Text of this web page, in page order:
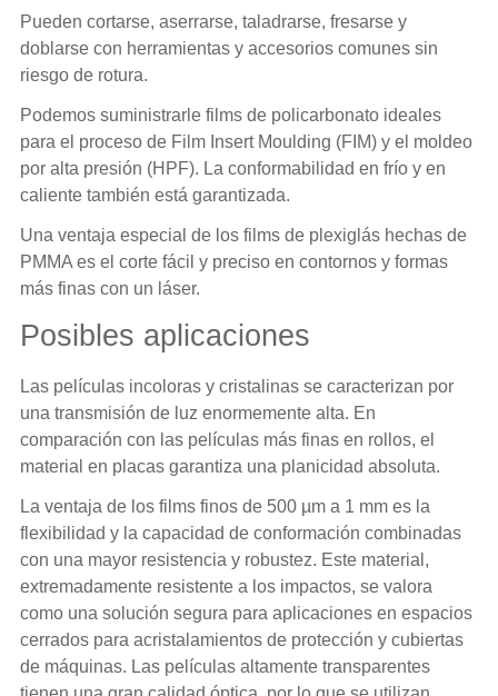
Pueden cortarse, aserrarse, taladrarse, fresarse y
doblarse con herramientas y accesorios comunes sin
riesgo de rotura.
Podemos suministrarle films de policarbonato ideales
para el proceso de Film Insert Moulding (FIM) y el moldeo
por alta presión (HPF). La conformabilidad en frío y en
caliente también está garantizada.
Una ventaja especial de los films de plexiglás hechas de
PMMA es el corte fácil y preciso en contornos y formas
más finas con un láser.
Posibles aplicaciones
Las películas incoloras y cristalinas se caracterizan por
una transmisión de luz enormemente alta. En
comparación con las películas más finas en rollos, el
material en placas garantiza una planicidad absoluta.
La ventaja de los films finos de 500 µm a 1 mm es la
flexibilidad y la capacidad de conformación combinadas
con una mayor resistencia y robustez. Este material,
extremadamente resistente a los impactos, se valora
como una solución segura para aplicaciones en espacios
cerrados para acristalamientos de protección y cubiertas
de máquinas. Las películas altamente transparentes